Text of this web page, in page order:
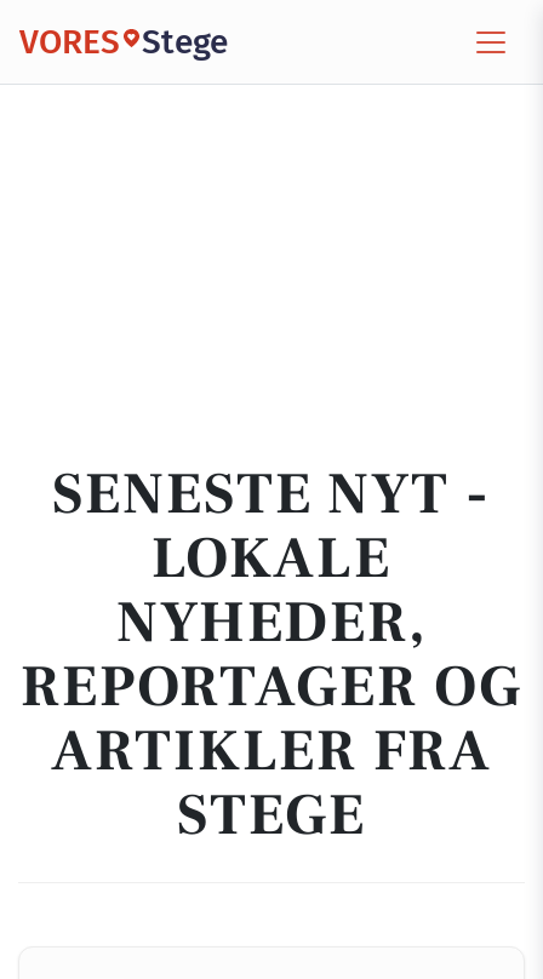
VORES Stege
SENESTE NYT -
LOKALE
NYHEDER,
REPORTAGER OG
ARTIKLER FRA
STEGE